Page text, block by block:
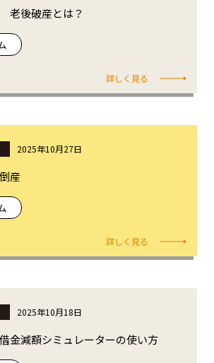
老後破産とは？
詳しく見る
2025年10月27日
産
詳しく見る
2025年10月18日
金減額シミュレーターの使い方